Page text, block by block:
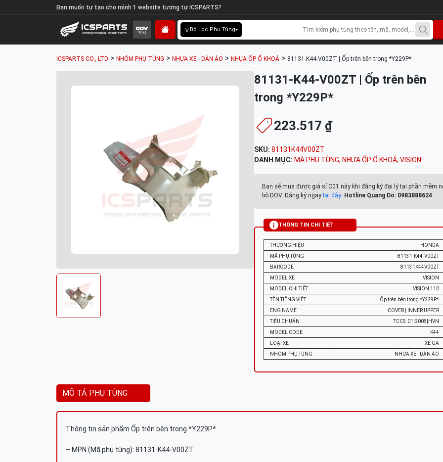
Bạn muốn tự tạo cho mình 1 website tương tự ICSPARTS?
Bộ Lọc Phụ Tùng
ICSPARTS CO., LTD > NHÓM PHỤ TÙNG > NHỰA XE - DÀN ÁO > NHỰA ỐP Ổ KHOÁ > 81131-K44-V00ZT | Ốp trên bên trong *Y229P*
81131-K44-V00ZT | Ốp trên bên
trong *Y229P*
223.517 ₫
SKU: 81131K44V00ZT
DANH MỤC: MÃ PHỤ TÙNG, NHỰA ỐP Ổ KHOÁ, VISION
Bạn sẽ mua được giá sỉ C01 này khi đăng ký đại lý tại phần mềm
bộ DOV. Đăng ký ngaytại đây. Hotline Quang Do: 0983888624
THÔNG TIN CHI TIẾT
THƯƠNG HIỆU
HONDA
MÃ PHỤ TÙNG
81131-K44-V00ZT
BARCODE
81131K44V00ZT
MODEL XE
VISION
MODEL CHI TIẾT
VISION 110
TÊN TIẾNG VIỆT
Ốp trên bên trong *Y229P*
ENG NAME
COVER | INNER UPPER
TIÊU CHUẨN
TCCS: 01|2008|HVN
MODEL CODE
K44
LOẠI XE
XE GA
NHÓM PHỤ TÙNG
NHỰA XE - DÀN ÁO
MÔ TẢ PHỤ TÙNG
Thông tin sản phẩm Ốp trên bên trong *Y229P*
– MPN (Mã phụ tùng): 81131-K44-V00ZT